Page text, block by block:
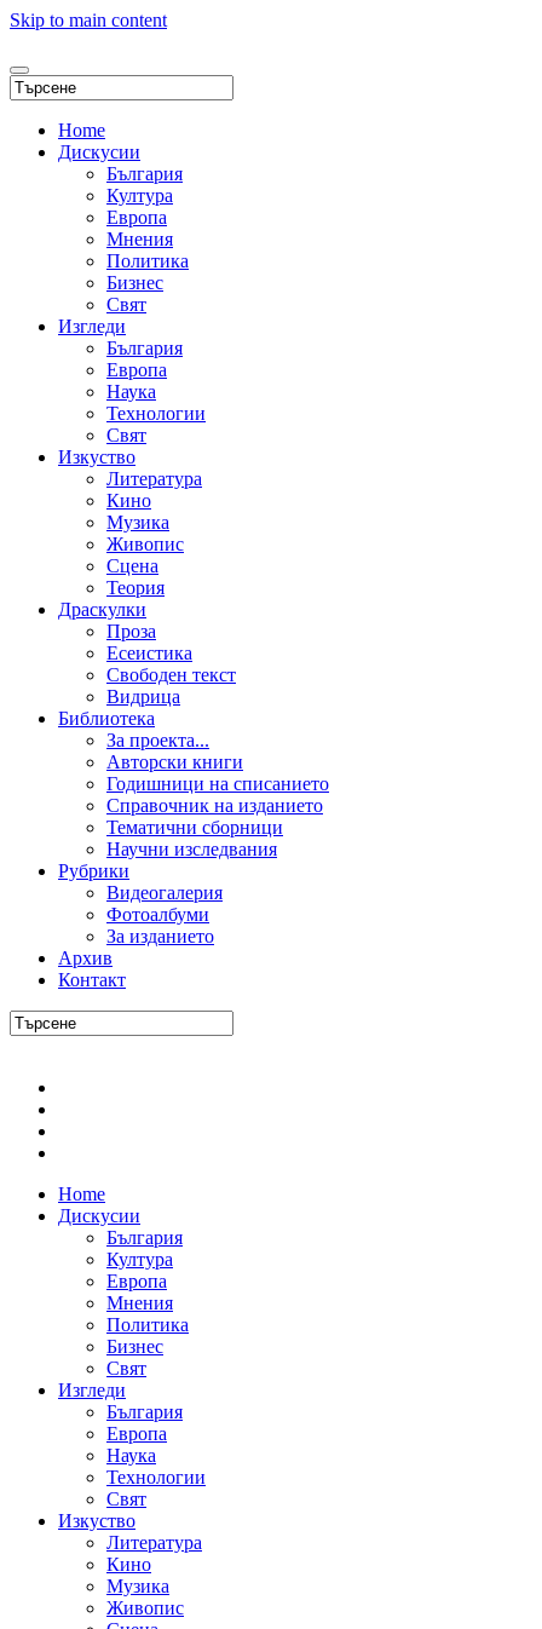
Skip to main content
Home
Дискусии
България
Култура
Европа
Мнения
Политика
Бизнес
Свят
Изгледи
България
Европа
Наука
Технологии
Свят
Изкуство
Литература
Кино
Музика
Живопис
Сцена
Теория
Драскулки
Проза
Есеистика
Свободен текст
Видрица
Библиотека
За проекта...
Авторски книги
Годишници на списанието
Справочник на изданието
Тематични сборници
Научни изследвания
Рубрики
Видеогалерия
Фотоалбуми
За изданието
Архив
Контакт
Home
Дискусии
България
Култура
Европа
Мнения
Политика
Бизнес
Свят
Изгледи
България
Европа
Наука
Технологии
Свят
Изкуство
Литература
Кино
Музика
Живопис